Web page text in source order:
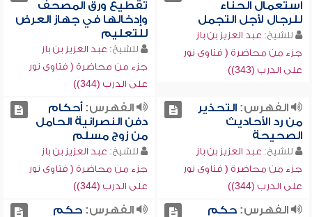
استعمال الحناء
للرجال لأجل التجمل
للشيخ: عبد العزيز بن باز
جزء من محاضرة ( فتاوى نور
على الدرب (343))
تقطيع ورق المصحف
وإدخالها في جهاز العرض
للتعليم
للشيخ: عبد العزيز بن باز
جزء من محاضرة ( فتاوى نور
على الدرب (344))
الفهرس:التحذير
من رد الأحاديث
الصحيحة
للشيخ: عبد العزيز بن باز
جزء من محاضرة ( فتاوى نور
على الدرب (344))
الفهرس:أحكام
دفن النصرانية الحامل
من زوج مسلم
للشيخ: عبد العزيز بن باز
جزء من محاضرة ( فتاوى نور
على الدرب (344))
الفهرس:حكم
الفهرس:حكم